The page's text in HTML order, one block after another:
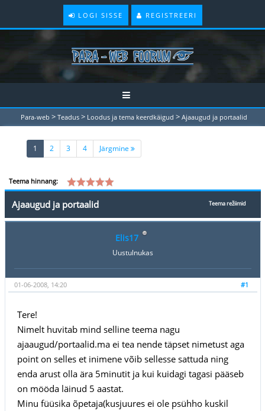
LOGI SISSE REGISTREERI
Para-web > Teadus > Loodus ja tema keerdkäigud > Ajaaugud ja portaalid
1 (current)
2 3 4 Järgmine
Teema hinnang:
Teema režiimid
Ajaaugud ja portaalid
Elis17
Uustulnukas
#1
01-06-2008, 14:20
Tere!
Nimelt huvitab mind selline teema nagu
ajaaugud/portaalid.ma ei tea nende täpset nimetust aga
point on selles et inimene võib sellesse sattuda ning
enda arust olla ära 5minutit ja kui kuidagi tagasi pääseb
on mööda läinud 5 aastat.
Minu füüsika õpetaja(kusjuures ei ole psühho kuskil